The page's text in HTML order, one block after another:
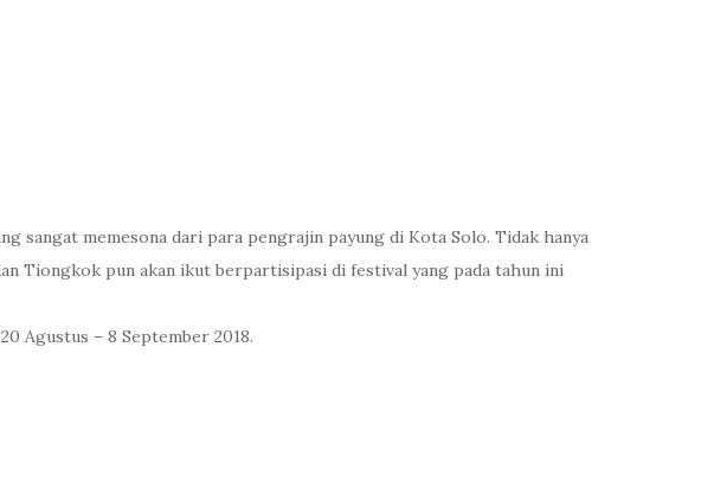
sangat memesona dari para pengrajin payung di Kota Solo. Tidak hanya
Tiongkok pun akan ikut berpartisipasi di festival yang pada tahun ini
Agustus – 8 September 2018.